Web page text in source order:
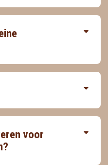
voor